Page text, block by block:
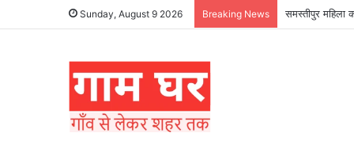
Sunday, August 9 2026 Breaking News समस्तीपुर महिला